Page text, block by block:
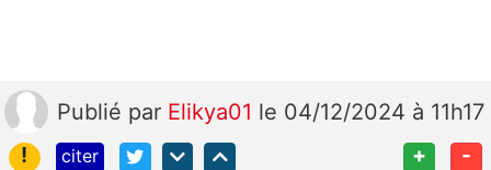
Publié par Elikya01 le 04/12/2024 à 11h17
!
citer + -